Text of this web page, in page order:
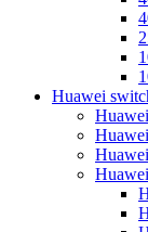
Huawei